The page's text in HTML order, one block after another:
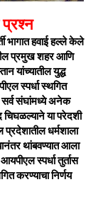
प्रश्न
भागात हवाई हल्ले केले
प्रमुख शहर आणि
यांच्यातील युद्ध
स्पर्धा स्थगित
संघांमध्ये अनेक
या परेदशी
धर्मशाला
थांबवण्यात आला
स्पर्धा तुर्तास
करण्याचा निर्णय